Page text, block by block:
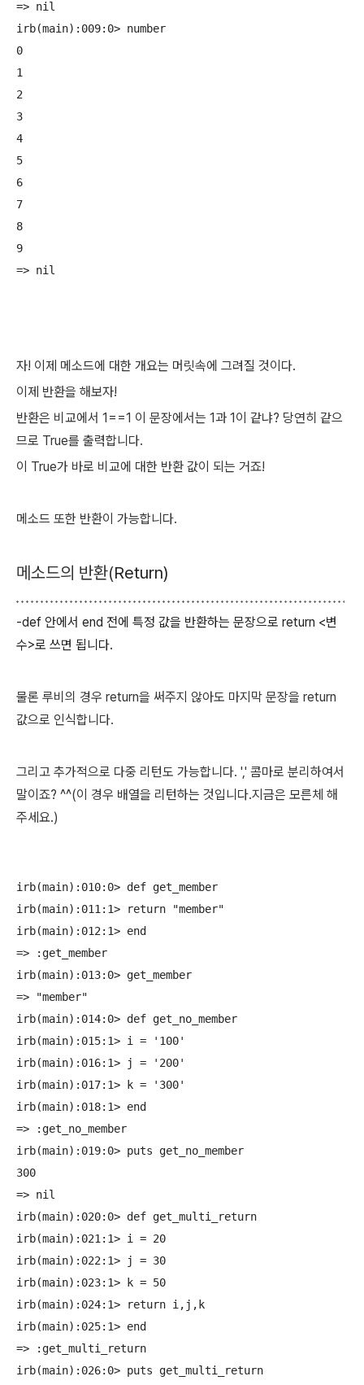
=> nil
irb(main):009:0> number
0
1
2
3
4
5
6
7
8
9
자! 이제 메소드에 대한 개요는 머릿속에 그려질 것이다.
이제 반환을 해보자!
반환은 비교에서 1==1 이 문장에서는 1과 1이 같냐? 당연히 같으
므로 True를 출력합니다.
이 True가 바로 비교에 대한 반환 값이 되는 거죠!
메소드 또한 반환이 가능합니다.
메소드의 반환(Return)
-def 안에서 end 전에 특정 값을 반환하는 문장으로 return <변
수>로 쓰면 됩니다.
물론 루비의 경우 return을 써주지 않아도 마지막 문장을 return
값으로 인식합니다.
그리고 추가적으로 다중 리턴도 가능합니다. ',' 콤마로 분리하여서
말이죠? ^^(이 경우 배열을 리턴하는 것입니다.지금은 모른체 해
주세요.)
irb(main):010:0> def get_member
irb(main):011:1> return "member"
irb(main):012:1> end
=> :get_member
irb(main):013:0> get_member
=> "member"
irb(main):014:0> def get_no_member
irb(main):015:1> i = '100'
irb(main):016:1> j = '200'
irb(main):017:1> k = '300'
irb(main):018:1> end
=> :get_no_member
irb(main):019:0> puts get_no_member
300
=> nil
irb(main):020:0> def get_multi_return
irb(main):021:1> i = 20
irb(main):022:1> j = 30
irb(main):023:1> k = 50
irb(main):024:1> return i,j,k
irb(main):025:1> end
=> :get_multi_return
irb(main):026:0> puts get_multi_return